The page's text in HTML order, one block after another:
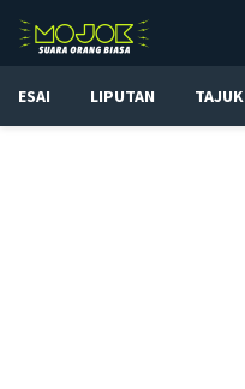
ESAI LIPUTAN TAJUK